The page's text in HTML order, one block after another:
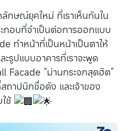
กษณ์ยุคใหม่ ที่เราเห็นกันใน
อบที่จำเป็นต่อการออกแบบ
ทำหน้าที่เป็นหน้าเป็นตาให้
รูปแบบอาคารที่เราจะพูด
Facade “ม่านกระจกสุดฮิต”
าปนิกชื่อดัง และเจ้าของ
ช้